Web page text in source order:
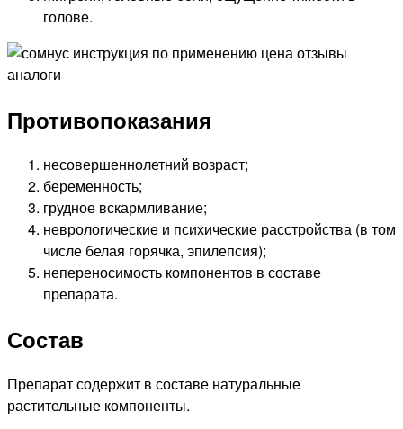
голове.
Противопоказания
несовершеннолетний возраст;
беременность;
грудное вскармливание;
неврологические и психические расстройства (в том
числе белая горячка, эпилепсия);
непереносимость компонентов в составе
препарата.
Состав
Препарат содержит в составе натуральные
растительные компоненты.